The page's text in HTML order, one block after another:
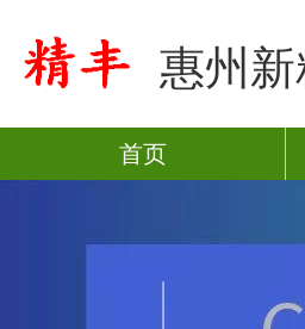
惠州
首页